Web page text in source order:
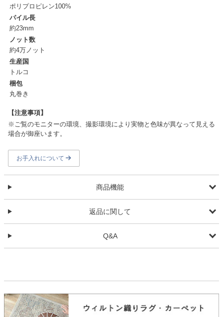
ポリプロピレン100%
パイル長
約23mm
ノット数
約4万ノット
生産国
トルコ
梱包
丸巻き
【注意事項】
※ご覧のモニターの環境、撮影環境により実物と色味が異なって見える
場合が御座います。
お手入れについて
商品機能
返品に関して
Q&A